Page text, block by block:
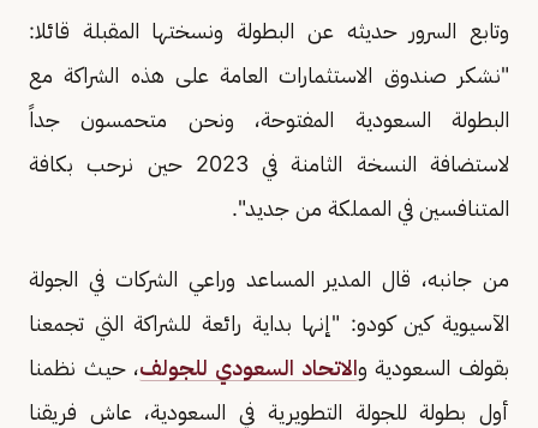
وتابع السرور حديثه عن البطولة ونسختها المقبلة قائلا:
"نشكر صندوق الاستثمارات العامة على هذه الشراكة مع
البطولة السعودية المفتوحة، ونحن متحمسون جداً
لاستضافة النسخة الثامنة في 2023 حين نرحب بكافة
المتنافسين في المملكة من جديد".
من جانبه، قال المدير المساعد وراعي الشركات في الجولة
الآسيوية كين كودو: "إنها بداية رائعة للشراكة التي تجمعنا
بقولف السعودية والاتحاد السعودي للجولف، حيث نظمنا
أول بطولة للجولة التطويرية في السعودية، عاش فريقنا